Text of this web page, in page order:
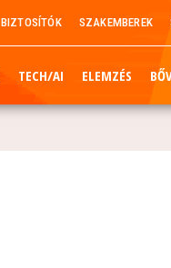
BIZTOSÍTÓK SZAKEMBEREK
TECH/AI ELEMZÉS